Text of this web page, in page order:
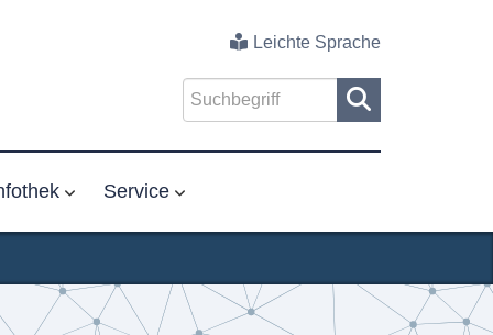
Leichte Sprache
Service